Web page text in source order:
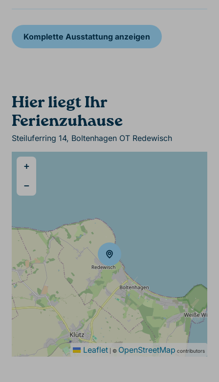
Komplette Ausstattung anzeigen
Hier liegt Ihr
Ferienzuhause
Steiluferring 14, Boltenhagen OT Redewisch
+
−
Leaflet © OpenStreetMap contributors